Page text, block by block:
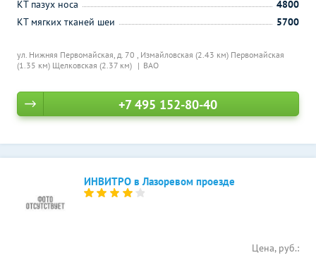
ул. Нижняя Первомайская, д. 70 , Измайловская (2.43 км) Первомайская
(1.35 км) Щелковская (2.37 км) ВАО
КТ пазух носа
4800
КТ мягких тканей шеи
5700
+7 495 152-80-40
ИНВИТРО в Лазоревом проезде
Цена, руб.: